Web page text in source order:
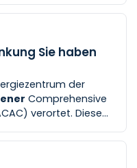
Dr. med. Kathrin
arbeitet das
digitalen
Sie haben
der
Comprehensive
verortet. Dieses